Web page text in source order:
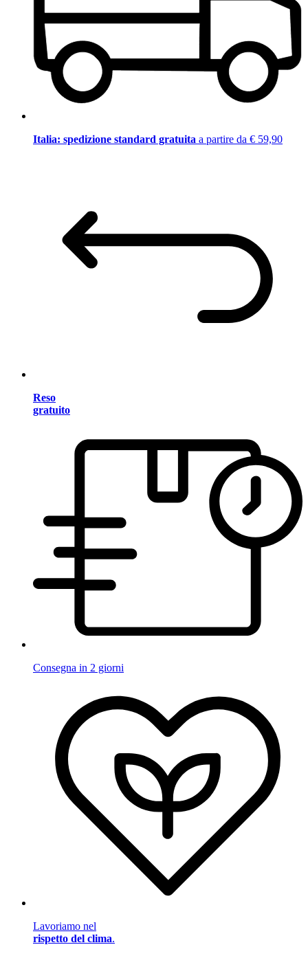
Italia: spedizione standard gratuita a partire da € 59,90
Reso
gratuito
Consegna in 2 giorni
Lavoriamo nel
rispetto del clima.